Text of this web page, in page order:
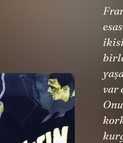
var